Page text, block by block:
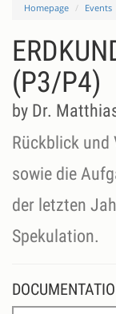
Homepage Events
(P3/P4)
by Dr.
Rückblick und
sowie die
der letzten